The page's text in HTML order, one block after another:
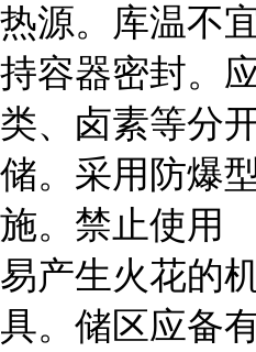
热源。库温不
持容器密封。
类、卤素等分
储。采用防爆
施。禁止使用
易产生火花的
具。储区应备